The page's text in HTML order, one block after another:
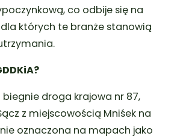
co odbije się na
których te branże stanowią
droga krajowa nr 87,
z miejscowością Mniśek na
oznaczona na mapach jako